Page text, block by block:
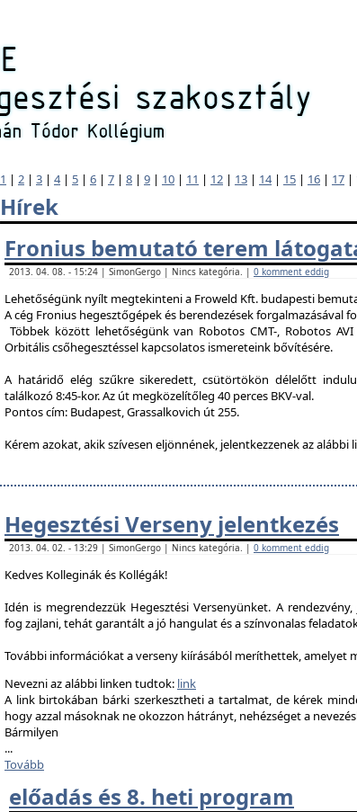
1 | 2 | 3 | 4| 5 | 6 | 7 | 8 | 9 | 10 | 11 | 12 | 13 | 14| 15 | 16 | 17 |
Hírek
Fronius bemutató terem
2013. 04. 08. - 15:24 | SimonGergo | Nincs kategória. | 0 komment eddig
Lehetőségünk nyílt megtekinteni a Froweld Kft. budapesti
A cég Fronius hegesztőgépek és berendezések forgalmazásával
Többek között lehetőségünk van Robotos CMT-, Robotos
Orbitális csőhegesztéssel kapcsolatos ismereteink bővítésére.
A határidő elég szűkre sikeredett, csütörtökön délelőtt
találkozó 8:45-kor. Az út megközelítőleg 40 perces BKV-val.
Pontos cím: Budapest, Grassalkovich út 255.
Kérem azokat, akik szívesen eljönnének, jelentkezzenek az alábbi
Hegesztési Verseny jelentkezés
2013. 04. 02. - 13:29 | SimonGergo | Nincs kategória. | 0 komment eddig
Kedves Kolleginák és Kollégák!
Idén is megrendezzük Hegesztési Versenyünket. A
fog zajlani, tehát garantált a jó hangulat és a színvonalas
További információkat a verseny kiírásából meríthettek, amelyet
Nevezni az alábbi linken tudtok: link
A link birtokában bárki szerkesztheti a tartalmat, de kérek
hogy azzal másoknak ne okozzon hátrányt, nehézséget a
Bármilyen
...
Tovább
előadás és 8. heti program